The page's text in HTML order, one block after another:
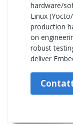
hardware/
Linux
production
on
robust
deliver